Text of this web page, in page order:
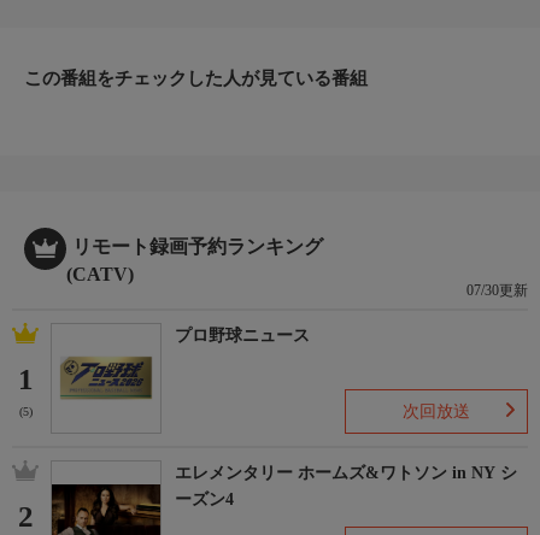
この番組をチェックした人が見ている番組
リモート録画予約ランキング
(CATV)
07/30更新
1
(5)
プロ野球ニュース
次回放送
2
エレメンタリー ホームズ&ワトソン in NY シ
ーズン4